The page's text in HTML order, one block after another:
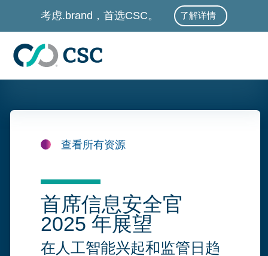
跳至主要内容
考虑.brand，首选CSC。 了解详情
查看所有资源
首席信息安全官
2025 年展望
在人工智能兴起和监管日趋